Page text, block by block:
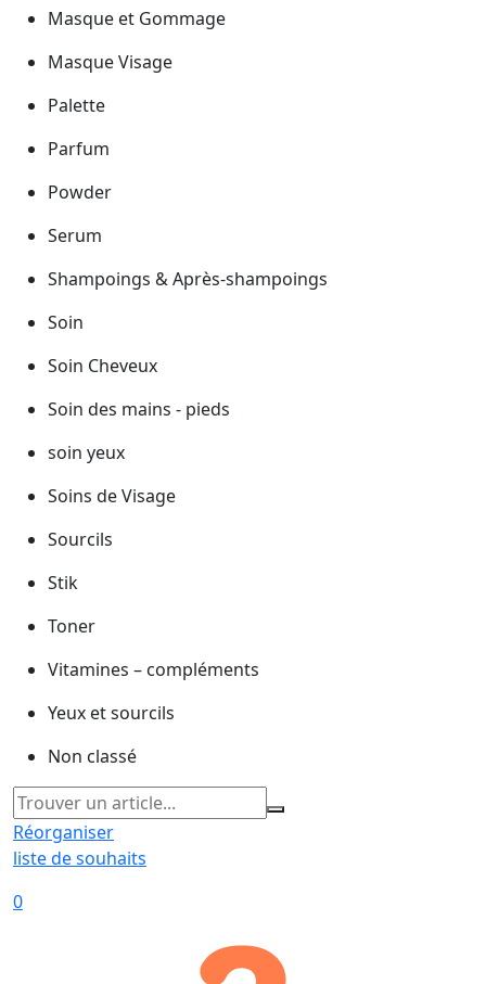
Masque et Gommage
Masque Visage
Palette
Parfum
Powder
Serum
Shampoings & Après-shampoings
Soin
Soin Cheveux
Soin des mains - pieds
soin yeux
Soins de Visage
Sourcils
Stik
Toner
Vitamines – compléments
Yeux et sourcils
Non classé
Réorganiser
liste de souhaits
0